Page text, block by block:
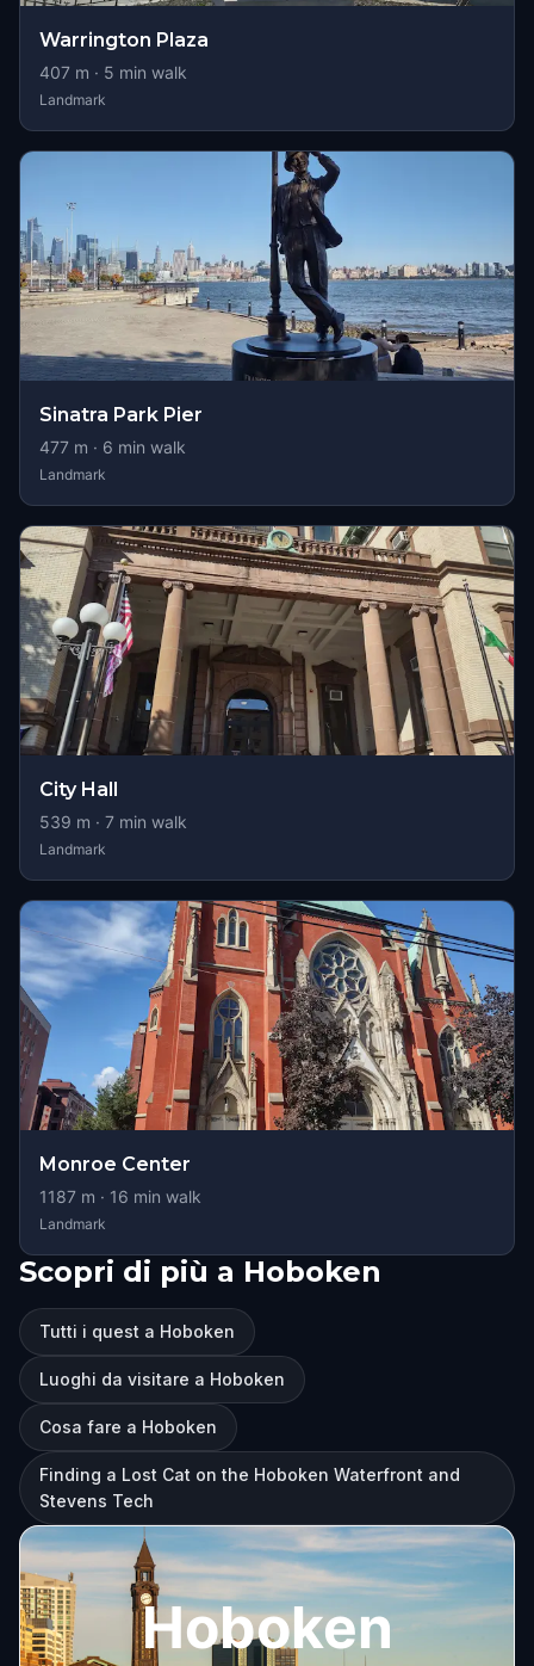
Warrington Plaza
407 m · 5 min walk
Landmark
Sinatra Park Pier
477 m · 6 min walk
Landmark
City Hall
539 m · 7 min walk
Landmark
Monroe Center
1187 m · 16 min walk
Landmark
Scopri di più a Hoboken
Tutti i quest a Hoboken
Luoghi da visitare a Hoboken
Cosa fare a Hoboken
Finding a Lost Cat on the Hoboken Waterfront and
Stevens Tech
Hoboken